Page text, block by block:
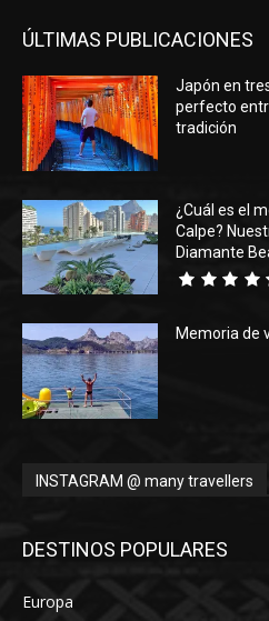
ÚLTIMAS PUBLICACIONES
Japón en
perfecto
tradición
¿Cuál es el
Calpe?
Diamante
Memoria de
INSTAGRAM @ many travellers
DESTINOS POPULARES
Europa